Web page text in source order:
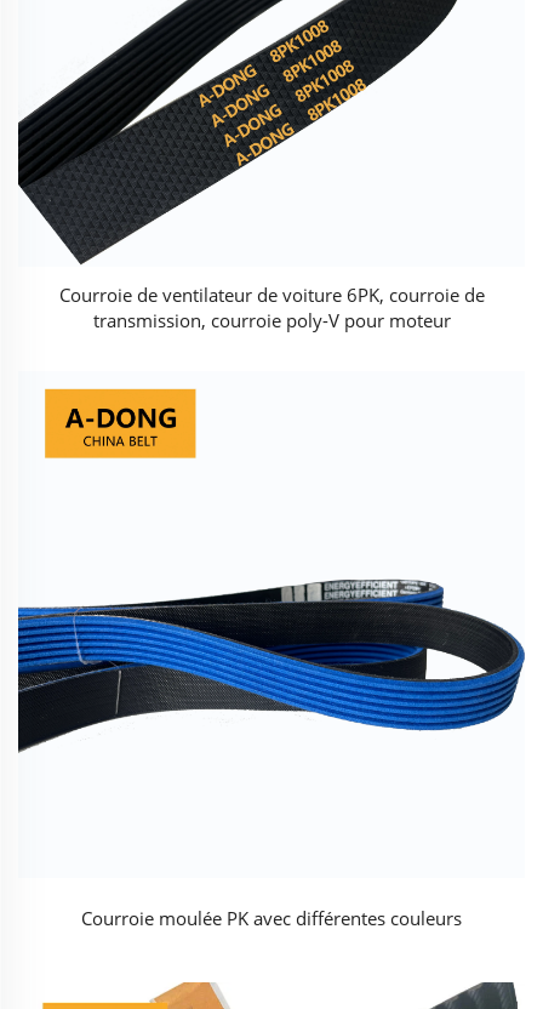
Courroie de ventilateur de voiture 6PK, courroie de
transmission, courroie poly-V pour moteur
Courroie moulée PK avec différentes couleurs